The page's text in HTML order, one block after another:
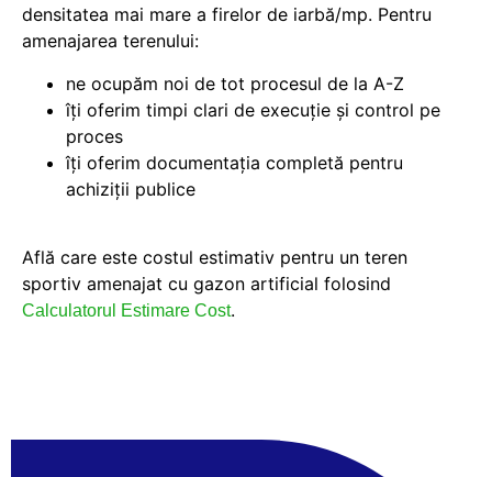
densitatea mai mare a firelor de iarbă/mp. Pentru
amenajarea terenului:
ne ocupăm noi de tot procesul de la A-Z
îți oferim timpi clari de execuție și control pe
proces
îți oferim documentația completă pentru
achiziții publice
Află care este costul estimativ pentru un teren
sportiv amenajat cu gazon artificial folosind
Calculatorul Estimare Cost.